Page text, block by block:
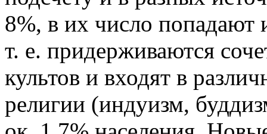
8%, в их число попадают
т. е. придерживаются
культов и входят в
религии (индуизм,